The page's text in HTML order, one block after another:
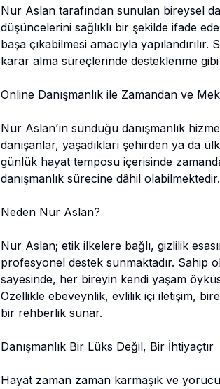
Nur Aslan tarafından sunulan bireysel
düşüncelerini sağlıklı bir şekilde ifade
başa çıkabilmesi amacıyla
karar alma süreçlerinde desteklenme
Online Danışmanlık ile Zamandan ve
Nur Aslan’ın sunduğu danışmanlık
danışanlar, yaşadıkları şehirden ya da
günlük hayat temposu içerisinde
danışmanlık sürecine dâhil olabilmektedir.
Neden Nur Aslan?
Nur Aslan; etik ilkelere bağlı, gizlilik
profesyonel destek sunmaktadır. Sahip
sayesinde, her bireyin kendi yaşam
Özellikle ebeveynlik, evlilik içi iletişim,
bir rehberlik sunar.
Danışmanlık Bir Lüks Değil, Bir İhtiyaçtır
Hayat zaman zaman karmaşık ve